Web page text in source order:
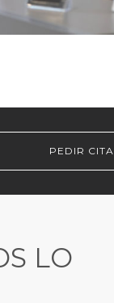
PEDIR CITA
LO